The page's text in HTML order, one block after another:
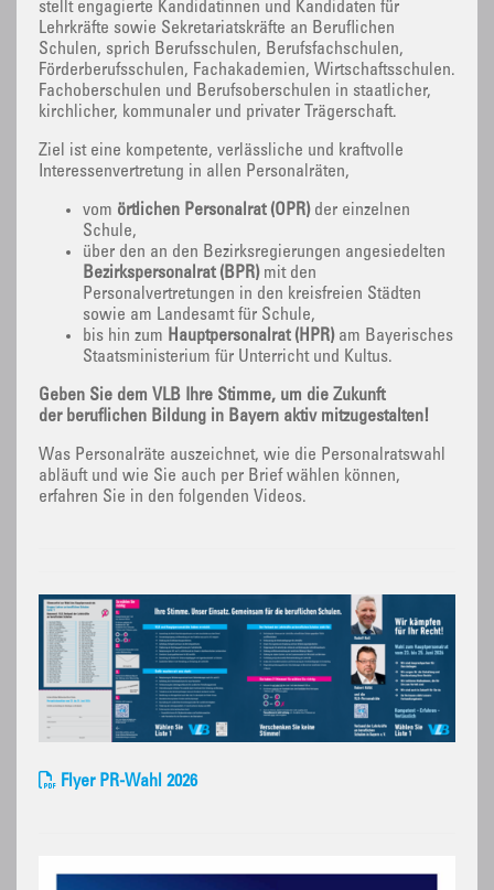
stellt engagierte Kandidatinnen und Kandidaten für
Lehrkräfte sowie Sekretariatskräfte an Beruflichen
Schulen, sprich Berufsschulen, Berufsfachschulen,
Förderberufsschulen, Fachakademien, Wirtschaftsschulen.
Fachoberschulen und Berufsoberschulen in staatlicher,
kirchlicher, kommunaler und privater Trägerschaft.
Ziel ist eine kompetente, verlässliche und kraftvolle
Interessenvertretung in allen Personalräten,
vom örtlichen Personalrat (ÖPR)der einzelnen
Schule,
über den an den Bezirksregierungen angesiedelten
Bezirkspersonalrat (BPR)mit den
Personalvertretungen in den kreisfreien Städten
sowie am Landesamt für Schule,
bis hin zum Hauptpersonalrat (HPR)am Bayerisches
Staatsministerium für Unterricht und Kultus.
Geben Sie dem VLB Ihre Stimme, um die Zukunft
der beruflichen Bildung in Bayern aktiv mitzugestalten!
Was Personalräte auszeichnet, wie die Personalratswahl
abläuft und wie Sie auch per Brief wählen können,
erfahren Sie in den folgenden Videos.
Flyer PR-Wahl 2026